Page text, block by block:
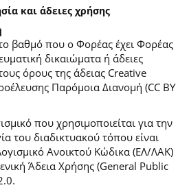
και άδειες χρήσης
βαθμό που ο Φορέας έχει Φορέας
δικαιώματα ή άδειες
όρους της άδειας Creative
Παρόμοια Διανομή (CC BY
που χρησιμοποιείται για την
του διαδικτυακού τόπου είναι
Ανοικτού Κώδικα (ΕΛ/ΛΑΚ)
Άδεια Χρήσης (General Public